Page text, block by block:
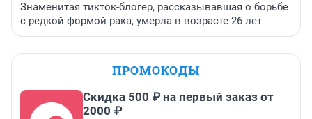
Знаменитая тикток-блогер, рассказывавшая о борьбе
с редкой формой рака, умерла в возрасте 26 лет
ПРОМОКОДЫ
Скидка 500 ₽ на первый заказ от
2000 ₽